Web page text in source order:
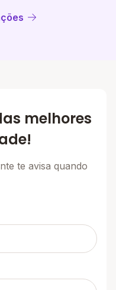
melhores
te avisa quando